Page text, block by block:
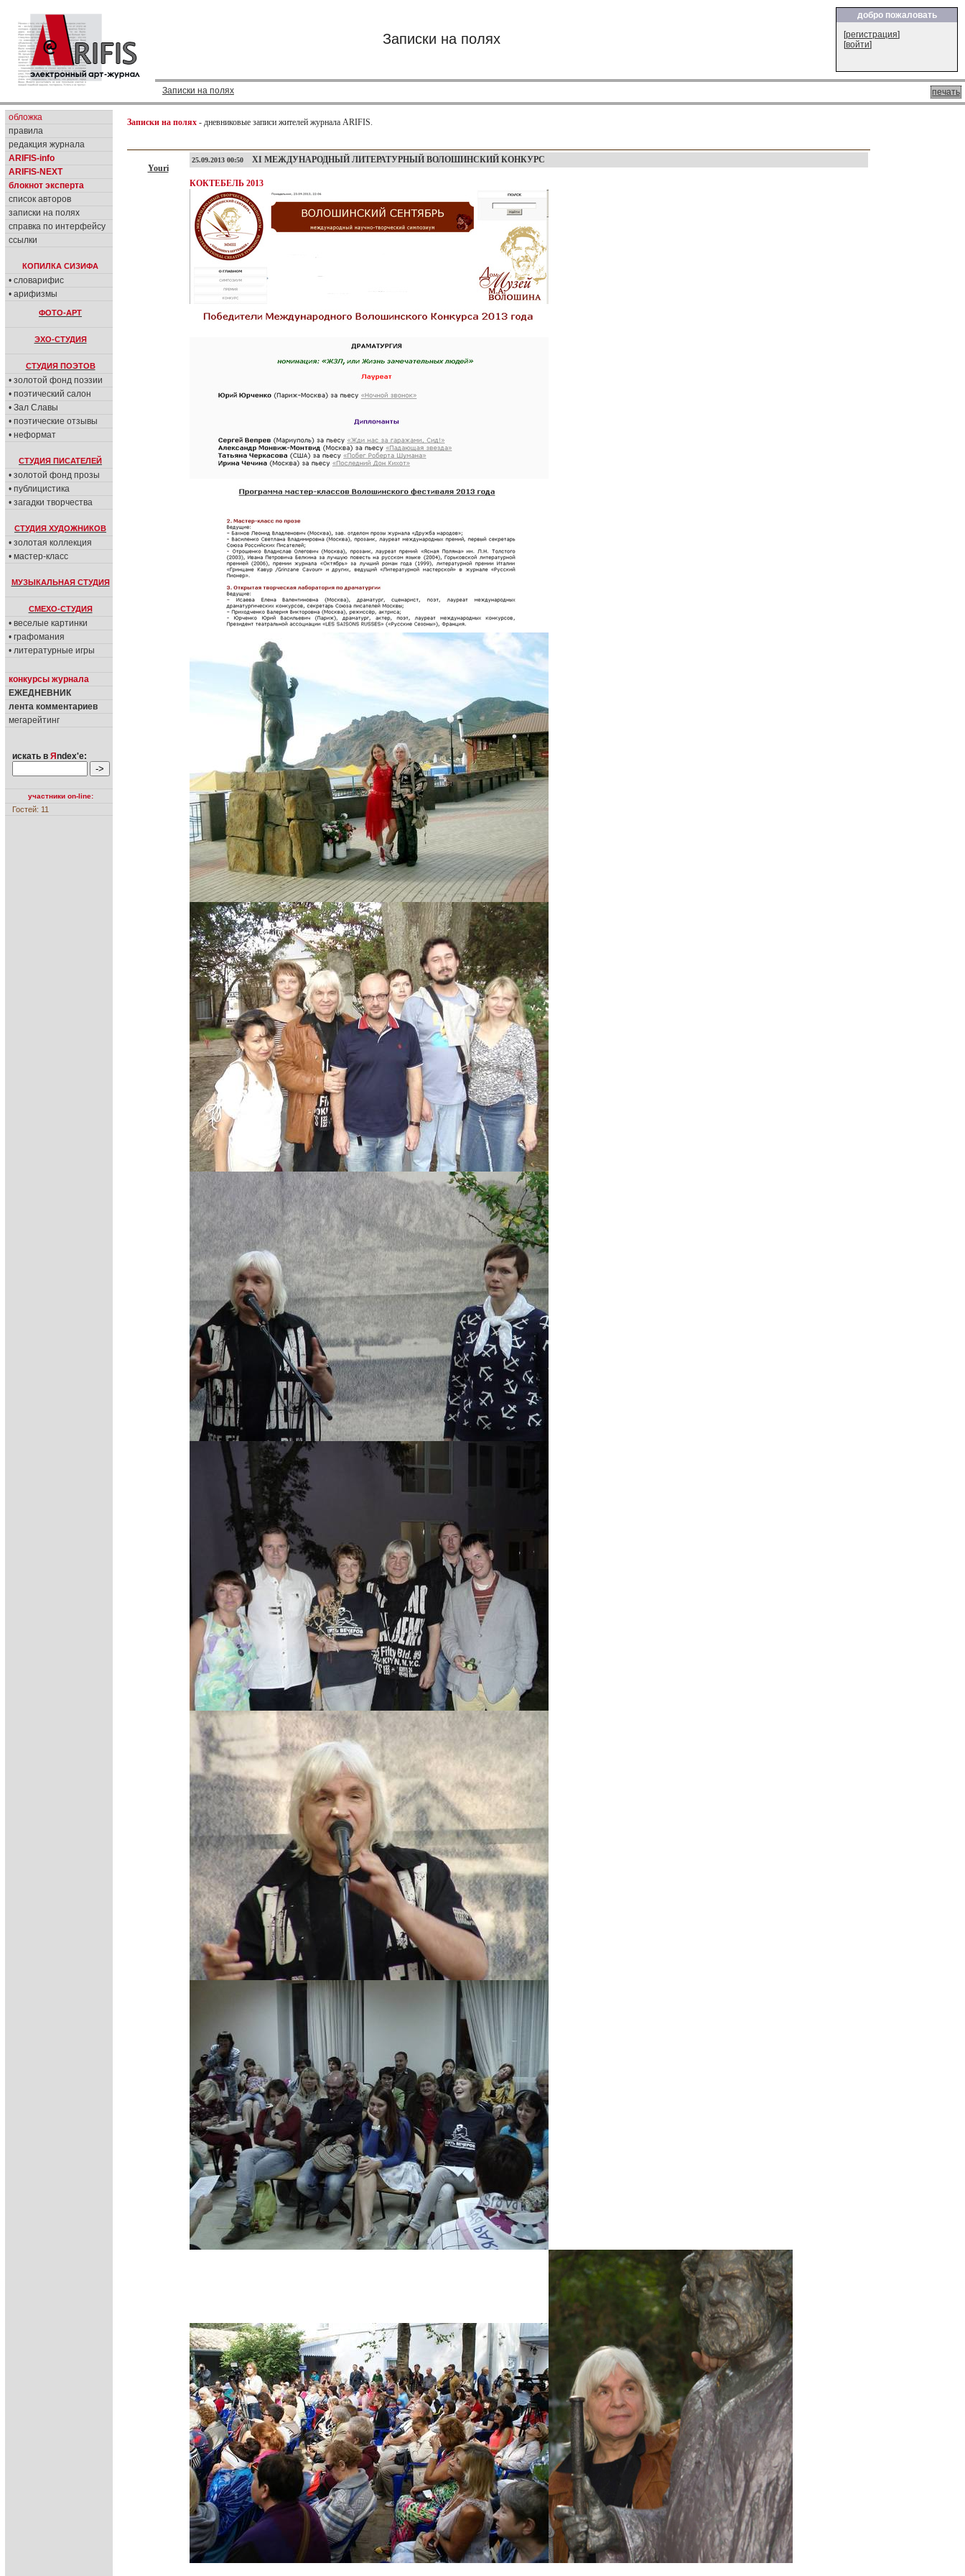
Записки на полях
добро пожаловать
[регистрация]
[войти]
печать
Записки на полях
обложка
правила
редакция журнала
ARIFIS-info
ARIFIS-NEXT
блокнот эксперта
список авторов
записки на полях
справка по интерфейсу
ссылки
КОПИЛКА СИЗИФА
• словарифис
• арифизмы
ФОТО-АРТ
ЭХО-СТУДИЯ
СТУДИЯ ПОЭТОВ
• золотой фонд поэзии
• поэтический салон
• Зал Славы
• поэтические отзывы
• неформат
СТУДИЯ ПИСАТЕЛЕЙ
• золотой фонд прозы
• публицистика
• загадки творчества
СТУДИЯ ХУДОЖНИКОВ
• золотая коллекция
• мастер-класс
МУЗЫКАЛЬНАЯ СТУДИЯ
СМЕХО-СТУДИЯ
• веселые картинки
• графомания
• литературные игры
конкурсы журнала
ЕЖЕДНЕВНИК
лента комментариев
мегарейтинг
искать в Я ndex'е:
участники on-line:
Гостей: 11
Записки на полях - дневниковые записи жителей журнала ARIFIS.
Youri
25.09.2013 00:50 XІ МЕЖДУНАРОДНЫЙ ЛИТЕРАТУРНЫЙ ВОЛОШИНСКИЙ КОНКУРС
КОКТЕБЕЛЬ 2013